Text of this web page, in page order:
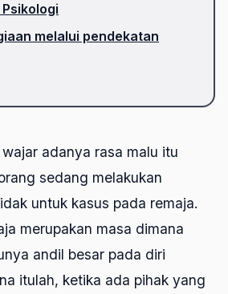
melalui pendekatan
adanya rasa malu itu
sedang melakukan
untuk kasus pada remaja.
merupakan masa dimana
andil besar pada diri
itulah, ketika ada pihak yang